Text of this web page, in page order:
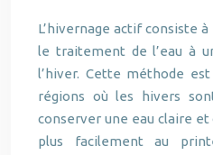
L’hivernage actif consiste
le traitement de l’eau à
l’hiver. Cette méthode
régions où les hivers
conserver une eau claire
plus facilement au